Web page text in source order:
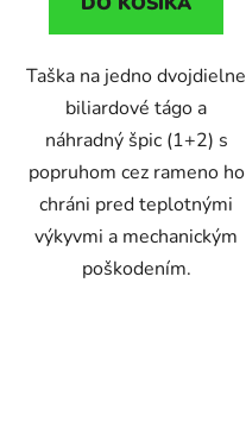
Taška na jedno dvojdielne
biliardové tágo a
náhradný špic (1+2) s
popruhom cez rameno ho
chráni pred teplotnými
výkyvmi a mechanickým
poškodením.